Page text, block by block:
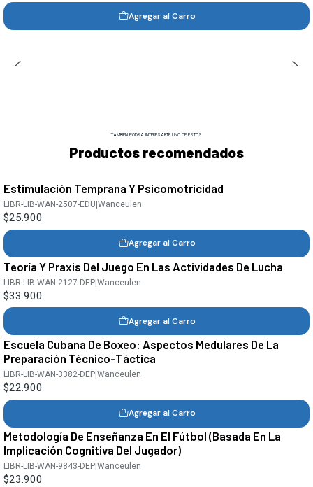
Agregar al Carro
TAMBIÉN PODRÍA INTERESARTE UNO DE ESTOS
Productos recomendados
Estimulación Temprana Y Psicomotricidad
LIBR-LIB-WAN-2507-EDU |Wanceulen
$25.900
Agregar al Carro
Teoría Y Praxis Del Juego En Las Actividades De Lucha
LIBR-LIB-WAN-2127-DEP|Wanceulen
$33.900
Agregar al Carro
Escuela Cubana De Boxeo: Aspectos Medulares De La
Preparación Técnico-Táctica
LIBR-LIB-WAN-3382-DEP |Wanceulen
$22.900
Agregar al Carro
Metodología De Enseñanza En El Fútbol (Basada En La
Implicación Cognitiva Del Jugador)
LIBR-LIB-WAN-9843-DEP |Wanceulen
$23.900